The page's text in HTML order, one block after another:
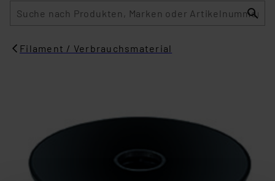
Filament / Verbrauchsmaterial